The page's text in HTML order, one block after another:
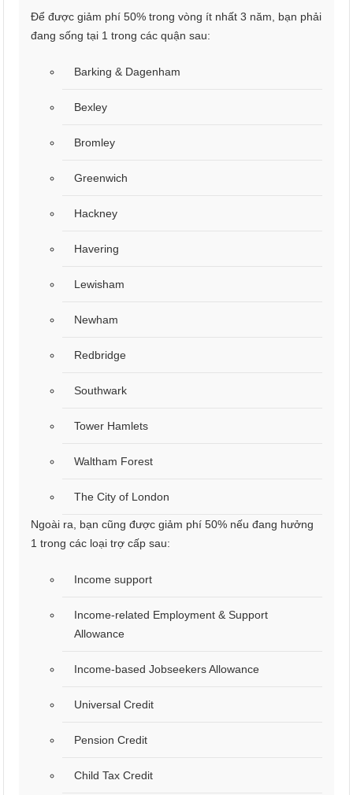
Để được giảm phí 50% trong vòng ít nhất 3 năm, bạn phải
đang sống tại 1 trong các quận sau:
Barking & Dagenham
Bexley
Bromley
Greenwich
Hackney
Havering
Lewisham
Newham
Redbridge
Southwark
Tower Hamlets
Waltham Forest
The City of London
Ngoài ra, bạn cũng được giảm phí 50% nếu đang hưởng
1 trong các loại trợ cấp sau:
Income support
Income-related Employment & Support
Allowance
Income-based Jobseekers Allowance
Universal Credit
Pension Credit
Child Tax Credit